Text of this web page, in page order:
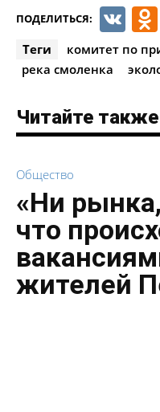
ПОДЕЛИТЬСЯ: VK
Теги
комитет по
река смоленка
Читайте также
Общество
«Ни
что
жителей